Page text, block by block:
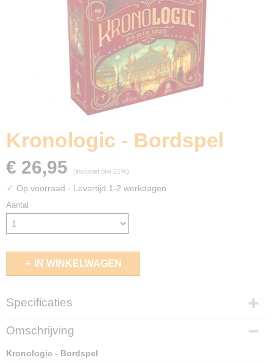
Kronologic - Bordspel
€ 26,95 (inclusief btw 21%)
✓ Op voorraad - Levertijd 1-2 werkdagen
Aantal
IN WINKELWAGEN
Specificaties
EAN code
5430003300015
Omschrijving
Kronologic - Bordspel